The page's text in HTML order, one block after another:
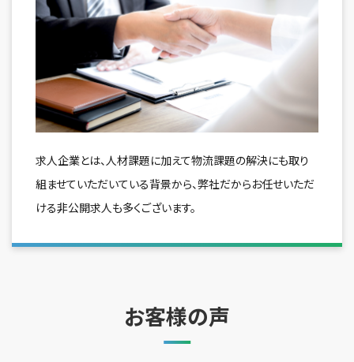
求人企業とは、人材課題に加えて物流課題の解決にも取り
組ませていただいている背景から、弊社だからお任せいただ
ける非公開求人も多くございます。
お客様の声